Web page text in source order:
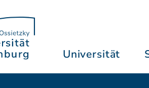
Universität